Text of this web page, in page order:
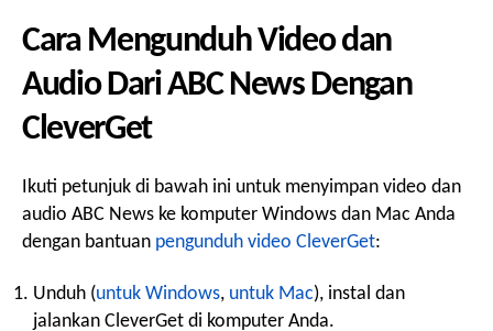
Cara Mengunduh Video dan
Audio Dari ABC News Dengan
CleverGet
Ikuti petunjuk di bawah ini untuk menyimpan video dan
audio ABC News ke komputer Windows dan Mac Anda
dengan bantuan pengunduh video CleverGet:
Unduh (untuk Windows, untuk Mac), instal dan
jalankan CleverGet di komputer Anda.